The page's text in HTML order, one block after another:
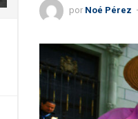
por Noé Pérez